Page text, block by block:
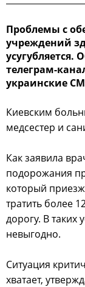
Проблемы с
учреждений
усугубляется.
телеграм-
украинские
Киевским
медсестер и
Как заявила
подорожания
который
тратить более
дорогу. В таких
невыгодно.
Ситуация
хватает,